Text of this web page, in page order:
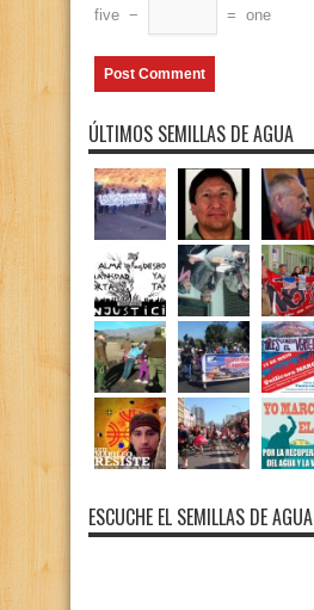
five − = one
ÚLTIMOS SEMILLAS DE AGUA
ESCUCHE EL SEMILLAS DE AGUA